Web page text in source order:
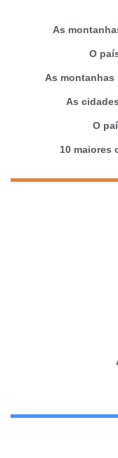
As
O
As montanhas
As
O
10 maiores